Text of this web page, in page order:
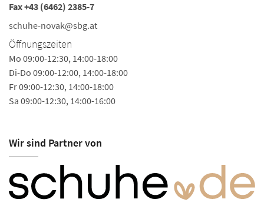
Fax +43 (6462) 2385-7
schuhe-novak@sbg.at
Öffnungszeiten
Mo 09:00-12:30, 14:00-18:00
Di-Do 09:00-12:00, 14:00-18:00
Fr 09:00-12:30, 14:00-18:00
Sa 09:00-12:30, 14:00-16:00
Wir sind Partner von